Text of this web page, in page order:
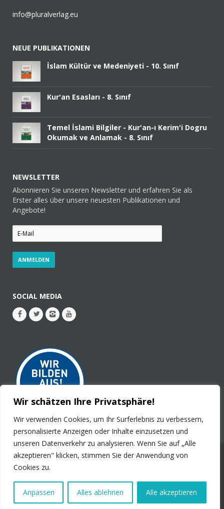
Wir schätzen Ihre Privatsphäre!
Wir verwenden Cookies, um Ihr Surferlebnis zu verbessern,
personalisierte Anzeigen oder Inhalte einzusetzen und
unseren Datenverkehr zu analysieren. Wenn Sie auf „Alle
akzeptieren" klicken, stimmen Sie der Anwendung von
Cookies zu.
Anpassen Alles ablehnen Alle akzeptieren
info@pluralverlag.eu
NEUE PUBLIKATIONEN
İslam Kültür ve Medeniyeti - 10. Sınıf
Kur'an Esasları - 8. Sınıf
Temel İslami Bilgiler - Kur'an-ı Kerim'i Dogru
Okumak ve Anlamak - 8. Sınıf
NEWSLETTER
Abonnieren Sie unseren Newsletter und erfahren Sie als
Erster alles über unsere neuesten Publikationen und
Angebote!
SOCIAL MEDIA
© 2026 - PLURAL Publications GmbH. Alle Rechte
Impressum
Kontakt Stellenanzeigen
Datenschutz
Produktsicherheit
Barrierefreiheit